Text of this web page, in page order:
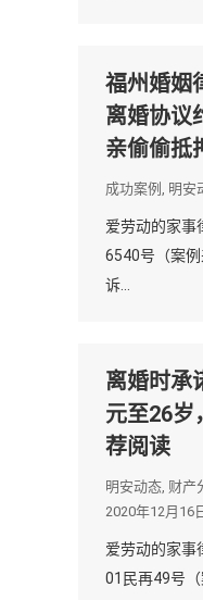
福州婚姻
离婚协议
亲偷偷抵
成功案例 , 明安
爱劳动的家事
6540号（案
诉…
离婚时承
元至26岁
荐阅读
明安动态, 财产
2020年12月16
爱劳动的家
01民再49号（